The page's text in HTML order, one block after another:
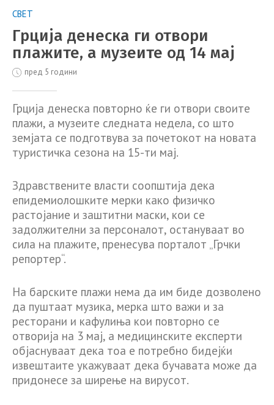
СВЕТ
Грција денеска ги отвори
плажите, а музеите од 14 мај
пред 5 години
Грција денеска повторно ќе ги отвори своите
плажи, а музеите следната недела, со што
земјата се подготвува за почетокот на новата
туристичка сезона на 15-ти мај.
Здравствените власти соопштија дека
епидемиолошките мерки како физичко
растојание и заштитни маски, кои се
задолжителни за персоналот, остануваат во
сила на плажите, пренесува порталот „Грчки
репортер“.
На барските плажи нема да им биде дозволено
да пуштаат музика, мерка што важи и за
ресторани и кафулиња кои повторно се
отворија на 3 мај, а медицинските експерти
објаснуваат дека тоа е потребно бидејќи
извештаите укажуваат дека бучавата може да
придонесе за ширење на вирусот.